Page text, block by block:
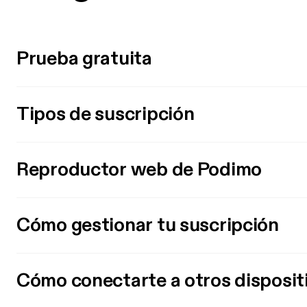
Prueba gratuita
Tipos de suscripción
Reproductor web de Podimo
Cómo gestionar tu suscripción
Cómo conectarte a otros